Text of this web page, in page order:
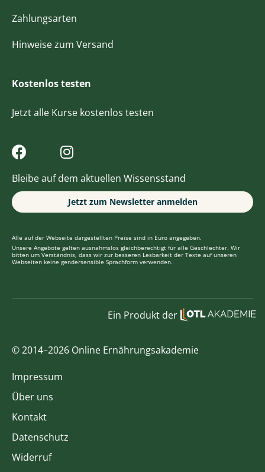
Zahlungsarten
Hinweise zum Versand
Kostenlos testen
Jetzt alle Kurse kostenlos testen
Bleibe auf dem aktuellen Wissensstand
Jetzt zum Newsletter anmelden
Alle auf der Webseite dargestellten Preise sind in Euro angegeben.
Unsere Angebote gelten ausnahmslos gleichberechtigt für alle Geschlechter. Wir
bitten um Verständnis, dass wir zur besseren Lesbarkeit der Texte auf unseren
Webseiten keine gendersensible Sprachform verwenden.
Ein Produkt der
© 2014–2026 Online Ernährungsakademie
Impressum
Über uns
Kontakt
Datenschutz
Widerruf